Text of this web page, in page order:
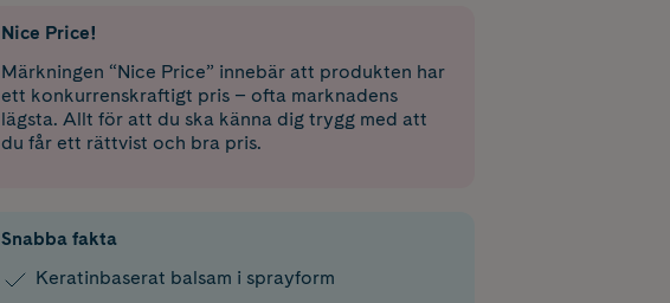
Nice Price!
Märkningen “Nice Price” innebär att produkten har
ett konkurrenskraftigt pris – ofta marknadens
lägsta. Allt för att du ska känna dig trygg med att
du får ett rättvist och bra pris.
Snabba fakta
Keratinbaserat balsam i sprayform